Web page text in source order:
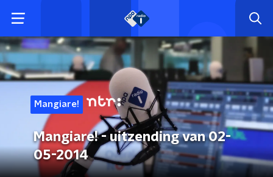
Mangiare!
Mangiare! - uitzending van 02-
05-2014